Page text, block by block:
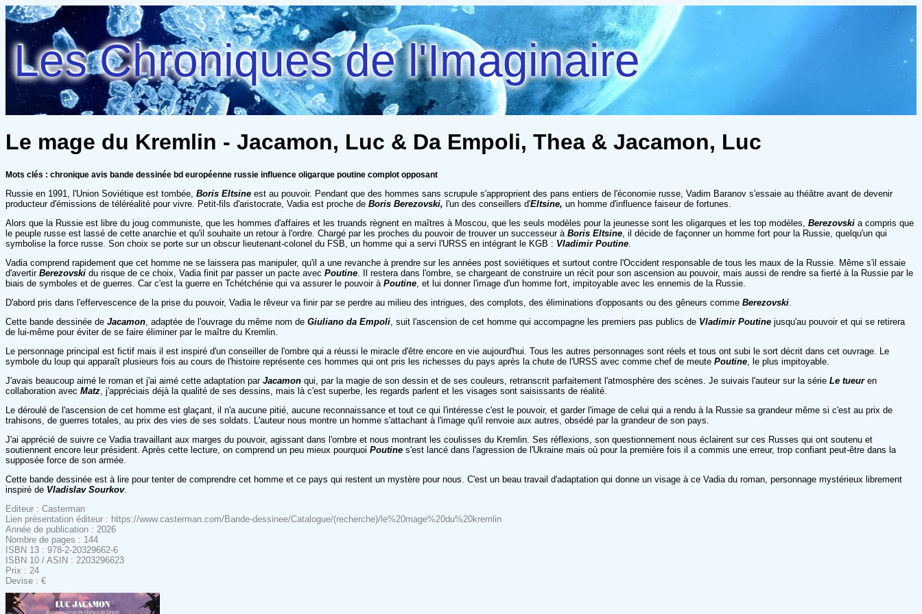
Les Chroniques de l'Imaginaire
Le mage du Kremlin - Jacamon, Luc & Da Empoli, Thea & Jacamon, Luc
Mots clés : chronique avis bande dessinée bd européenne russie influence oligarque poutine complot opposant
Russie en 1991, l'Union Soviétique est tombée, Boris Eltsine est au pouvoir. Pendant que des hommes sans scrupule s'approprient des pans entiers de l'économie russe, Vadim Baranov s'essaie au théâtre avant de devenir
producteur d'émissions de téléréalité pour vivre. Petit-fils d'aristocrate, Vadia est proche de Boris Berezovski, l'un des conseillers d'Eltsine, un homme d'influence faiseur de fortunes.
Alors que la Russie est libre du joug communiste, que les hommes d'affaires et les truands règnent en maîtres à Moscou, que les seuls modèles pour la jeunesse sont les oligarques et les top modèles, Berezovski a compris que
le peuple russe est lassé de cette anarchie et qu'il souhaite un retour à l'ordre. Chargé par les proches du pouvoir de trouver un successeur à Boris Eltsine , il décide de façonner un homme fort pour la Russie, quelqu'un qui
symbolise la force russe. Son choix se porte sur un obscur lieutenant-colonel du FSB, un homme qui a servi l'URSS en intégrant le KGB : Vladimir Poutine
Vadia comprend rapidement que cet homme ne se laissera pas manipuler, qu'il a une revanche à prendre sur les années post soviétiques et surtout contre l'Occident responsable de tous les maux de la Russie. Même s'il essaie
d'avertirBerezovski du risque de ce choix, Vadia finit par passer un pacte avec Poutine . Il restera dans l'ombre, se chargeant de construire un récit pour son ascension au pouvoir, mais aussi de rendre sa fierté à la Russie par le
biais de symboles et de guerres. Car c'est la guerre en Tchétchénie qui va assurer le pouvoir à Poutine , et lui donner l'image d'un homme fort, impitoyable avec les ennemis de la Russie.
D'abord pris dans l'effervescence de la prise du pouvoir, Vadia le rêveur va finir par se perdre au milieu des intrigues, des complots, des éliminations d'opposants ou des gêneurs comme Berezovski
Cette bande dessinée de Jacamon , adaptée de l'ouvrage du même nom de Giuliano da Empoli , suit l'ascension de cet homme qui accompagne les premiers pas publics de Vladimir Poutine jusqu'au pouvoir et qui se retirera
de lui-même pour éviter de se faire éliminer par le maître du Kremlin.
Le personnage principal est fictif mais il est inspiré d'un conseiller de l'ombre qui a réussi le miracle d'être encore en vie aujourd'hui. Tous les autres personnages sont réels et tous ont subi le sort décrit dans cet ouvrage. Le
symbole du loup qui apparaît plusieurs fois au cours de l'histoire représente ces hommes qui ont pris les richesses du pays après la chute de l'URSS avec comme chef de meute Poutine , le plus impitoyable.
J'avais beaucoup aimé le roman et j'ai aimé cette adaptation parJacamon qui, par la magie de son dessin et de ses couleurs, retranscrit parfaitement l'atmosphère des scènes. Je suivais l'auteur sur la série Le tueuren
collaboration avec Matz , j'appréciais déjà la qualité de ses dessins, mais là c'est superbe, les regards parlent et les visages sont saisissants de réalité.
Le déroulé de l'ascension de cet homme est glaçant, il n'a aucune pitié, aucune reconnaissance et tout ce qui l'intéresse c'est le pouvoir, et garder l'image de celui qui a rendu à la Russie sa grandeur même si c'est au prix de
trahisons, de guerres totales, au prix des vies de ses soldats. L'auteur nous montre un homme s'attachant à l'image qu'il renvoie aux autres, obsédé par la grandeur de son pays.
J'ai apprécié de suivre ce Vadia travaillant aux marges du pouvoir, agissant dans l'ombre et nous montrant les coulisses du Kremlin. Ses réflexions, son questionnement nous éclairent sur ces Russes qui ont soutenu et
soutiennent encore leur président. Après cette lecture, on comprend un peu mieux pourquoi Poutine s'est lancé dans l'agression de l'Ukraine mais où pour la première fois il a commis une erreur, trop confiant peut-être dans la
supposée force de son armée.
Cette bande dessinée est à lire pour tenter de comprendre cet homme et ce pays qui restent un mystère pour nous. C'est un beau travail d'adaptation qui donne un visage à ce Vadia du roman, personnage mystérieux librement
inspiré de Vladislav Sourkov.
Editeur : Casterman
Lien présentation éditeur : https://www.casterman.com/Bande-dessinee/Catalogue/(recherche)/le%20mage%20du%20kremlin
Année de publication : 2026
Nombre de pages : 144
ISBN 13 : 978-2-20329662-6
ISBN 10 / ASIN : 2203296623
Prix : 24
Devise : €